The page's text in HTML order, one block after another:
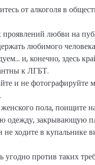
от алкоголя в
любви на
любимого
и, конечно, здесь
к ЛГБТ.
и не фотографируйте
пола, поищите
одежду, закрывающую
не ходите в купальнике
против таких